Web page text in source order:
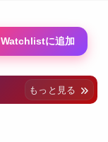
Watchlistに追加
もっと見る